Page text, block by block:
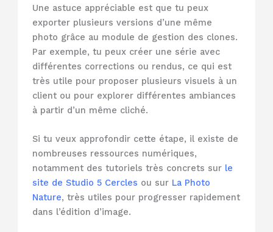
Une astuce appréciable est que tu peux
exporter plusieurs versions d’une même
photo grâce au module de gestion des clones.
Par exemple, tu peux créer une série avec
différentes corrections ou rendus, ce qui est
très utile pour proposer plusieurs visuels à un
client ou pour explorer différentes ambiances
à partir d’un même cliché.
Si tu veux approfondir cette étape, il existe de
nombreuses ressources numériques,
notamment des tutoriels très concrets sur le
site de Studio 5 Cercles ou sur La Photo
Nature, très utiles pour progresser rapidement
dans l’édition d’image.